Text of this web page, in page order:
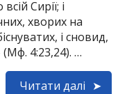
Сирії; і
хворих на
і сновид,
(Мф. 4:23,24). …
Читати далі